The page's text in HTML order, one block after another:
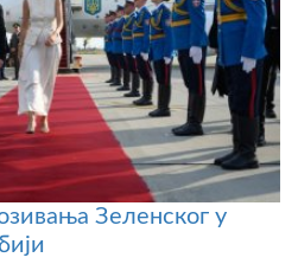
Зеленског у